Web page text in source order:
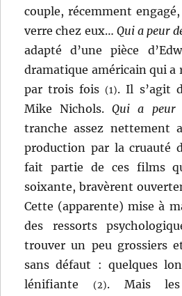
couple, récemment
verre chez eux… Qui a peur
adapté d’une pièce
dramatique américain qui a
par trois fois(1). Il s’agit
Mike Nichols.Qui a peur
tranche assez nettement
production par la cruauté
fait partie de ces films
soixante, bravèrent
Cette (apparente) mise à
des ressorts
trouver un peu grossiers
sans défaut : quelques
lénifiante
(2). Mais les